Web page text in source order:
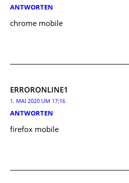
ANTWORTEN
chrome mobile
ERRORONLINE1
1. MAI 2020 UM 17:16
ANTWORTEN
firefox mobile